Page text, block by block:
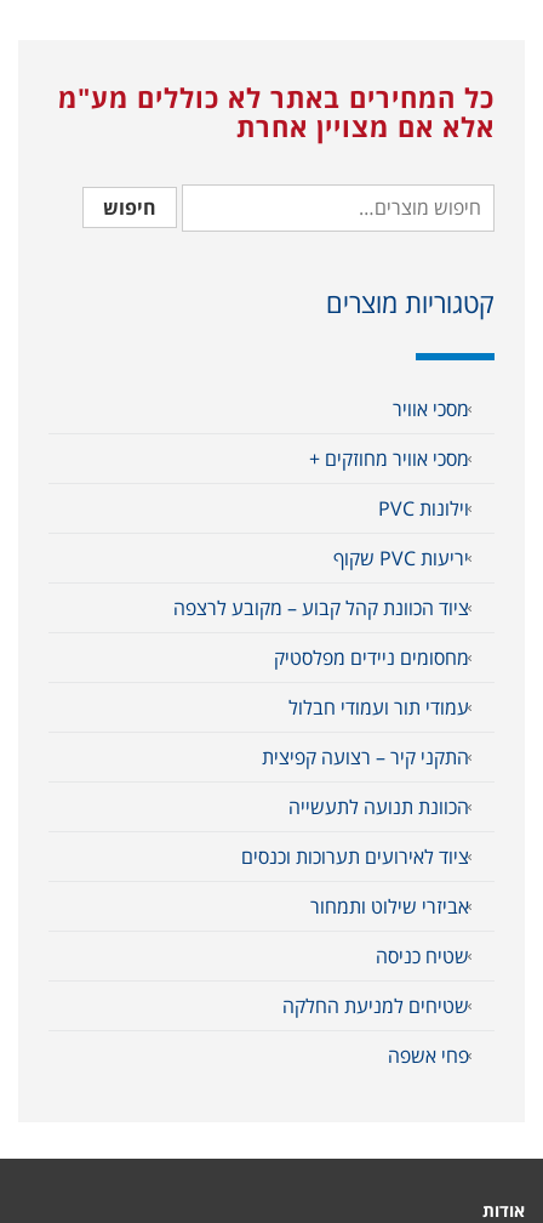
כל המחירים באתר לא כוללים מע"מ
אלא אם מצויין אחרת
חיפוש
קטגוריות מוצרים
מסכי אוויר
מסכי אוויר מחוזקים +
וילונות PVC
יריעות PVC שקוף
ציוד הכוונת קהל קבוע – מקובע לרצפה
מחסומים ניידים מפלסטיק
עמודי תור ועמודי חבלול
התקני קיר – רצועה קפיצית
הכוונת תנועה לתעשייה
ציוד לאירועים תערוכות וכנסים
אביזרי שילוט ותמחור
שטיח כניסה
שטיחים למניעת החלקה
פחי אשפה
אודות